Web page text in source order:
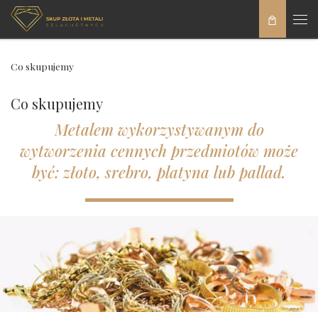
Skip to content
Co skupujemy
Co skupujemy
Metalem wykorzystywanym do
wytworzenia cennych przedmiotów może
być: złoto, srebro, platyna lub pallad.